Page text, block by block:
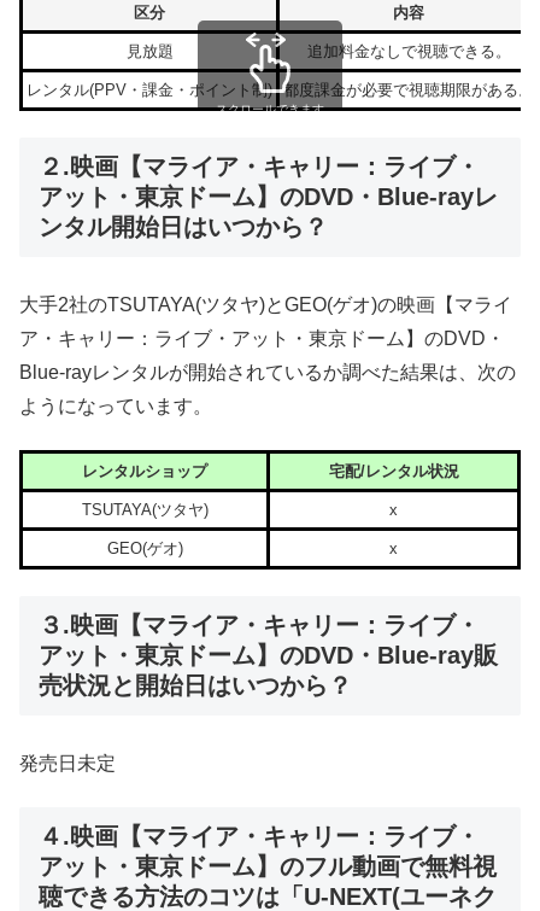
区分 内容
見放題 追加料金なしで視聴できる。
レンタル(PPV・課金・ポイント制) 都度課金が必要で視聴期限がある。
スクロールできます
２.映画【マライア・キャリー：ライブ・
アット・東京ドーム】のDVD・Blue-rayレ
ンタル開始日はいつから？
大手2社のTSUTAYA(ツタヤ)とGEO(ゲオ)の映画【マライ
ア・キャリー：ライブ・アット・東京ドーム】のDVD・
Blue-rayレンタルが開始されているか調べた結果は、次の
ようになっています。
レンタルショップ 宅配/レンタル状況
TSUTAYA(ツタヤ) x
GEO(ゲオ) x
３.映画【マライア・キャリー：ライブ・
アット・東京ドーム】のDVD・Blue-ray販
売状況と開始日はいつから？
発売日未定
４.映画【マライア・キャリー：ライブ・
アット・東京ドーム】のフル動画で無料視
聴できる方法のコツは「U-NEXT(ユーネク